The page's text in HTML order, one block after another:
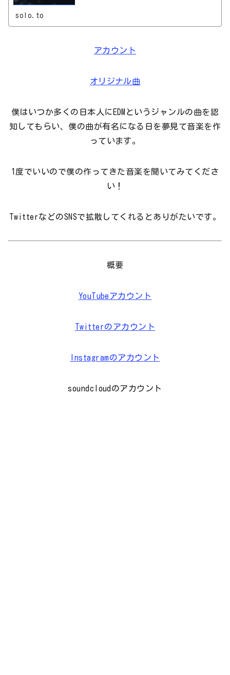
solo.to
アカウント
オリジナル曲
僕はいつか多くの日本人にEDMというジャンルの曲を認
知してもらい、僕の曲が有名になる日を夢見て音楽を作
っています。
1度でいいので僕の作ってきた音楽を聞いてみてくださ
い！
TwitterなどのSNSで拡散してくれるとありがたいです。
概要
YouTubeアカウント
Twitterのアカウント
Instagramのアカウント
soundcloudのアカウント